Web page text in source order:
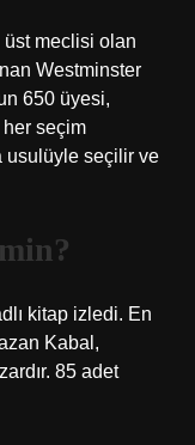
üst meclisi olan
Westminster
650 üyesi,
seçim
usulüyle seçilir ve
kitap izledi. En
Kabal,
85 adet